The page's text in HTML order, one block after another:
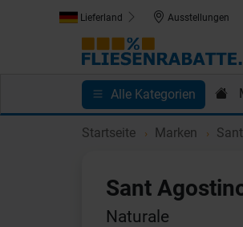
Lieferland Ausstellungen
Alle Kategorien
Kundenprojekte Blog
Startseite Marken
Sant
Naturale